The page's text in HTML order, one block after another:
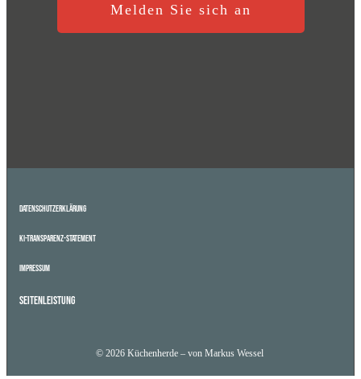
Melden Sie sich an
Datenschutzerklärung
KI-Transparenz-Statement
Impressum
Seitenleistung
© 2026 Küchenherde – von Markus Wessel